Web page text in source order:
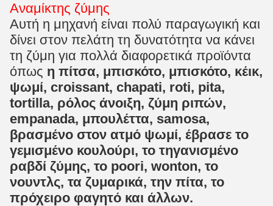
Αναμίκτης ζύμης
Αυτή η μηχανή είναι πολύ παραγωγική και
δίνει στον πελάτη τη δυνατότητα να κάνει
τη ζύμη για πολλά διαφορετικά προϊόντα
όπως η πίτσα, μπισκότο, μπισκότο, κέικ,
ψωμί, croissant, chapati, roti, pita,
tortilla, ρόλος άνοιξη, ζύμη ριπών,
empanada, μπουλέττα, samosa,
βρασμένο στον ατμό ψωμί, έβρασε το
γεμισμένο κουλούρι, το τηγανισμένο
ραβδί ζύμης, το poori, wonton, το
νουντλς, τα ζυμαρικά, την πίτα, το
πρόχειρο φαγητό και άλλων.